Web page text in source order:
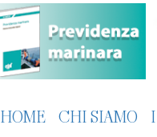
HOME CHI SIAMO